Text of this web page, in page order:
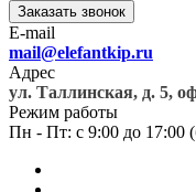
Заказать звонок
E-mail
mail@elefantkip.ru
Адрес
ул. Таллинская, д. 5,
Режим работы
Пн - Пт: с 9:00 до 17:00